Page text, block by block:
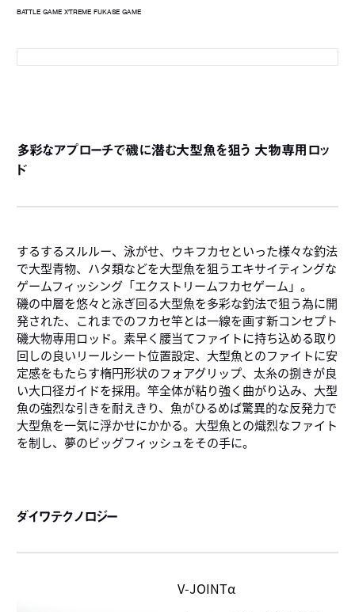
BATTLE GAME X'TREME FUKASE GAME
多彩なアプローチで磯に潜む大型魚を狙う 大物専用ロッ
ド
するするスルルー、泳がせ、ウキフカセといった様々な釣法
で大型青物、ハタ類などを大型魚を狙うエキサイティングな
ゲームフィッシング「エクストリームフカセゲーム」。
磯の中層を悠々と泳ぎ回る大型魚を多彩な釣法で狙う為に開
発された、これまでのフカセ竿とは一線を画す新コンセプト
磯大物専用ロッド。素早く腰当てファイトに持ち込める取り
回しの良いリールシート位置設定、大型魚とのファイトに安
定感をもたらす楕円形状のフォアグリップ、太糸の捌きが良
い大口径ガイドを採用。竿全体が粘り強く曲がり込み、大型
魚の強烈な引きを耐えきり、魚がひるめば驚異的な反発力で
大型魚を一気に浮かせにかかる。大型魚との熾烈なファイト
を制し、夢のビッグフィッシュをその手に。
ダイワテクノロジー
V-JOINTα